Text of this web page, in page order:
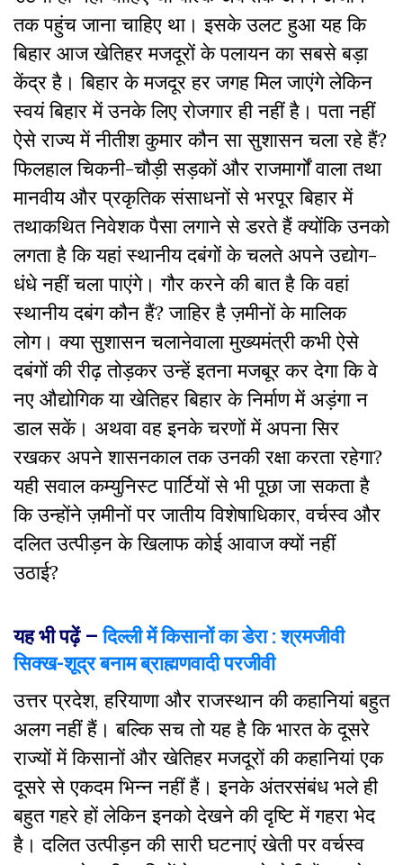
तक पहुंच जाना चाहिए था। इसके उलट हुआ यह कि
बिहार आज खेतिहर मजदूरों के पलायन का सबसे बड़ा
केंद्र है। बिहार के मजदूर हर जगह मिल जाएंगे लेकिन
स्वयं बिहार में उनके लिए रोजगार ही नहीं है। पता नहीं
ऐसे राज्य में नीतीश कुमार कौन सा सुशासन चला रहे हैं?
फिलहाल चिकनी-चौड़ी सड़कों और राजमार्गों वाला तथा
मानवीय और प्रकृतिक संसाधनों से भरपूर बिहार में
तथाकथित निवेशक पैसा लगाने से डरते हैं क्योंकि उनको
लगता है कि यहां स्थानीय दबंगों के चलते अपने उद्योग-
धंधे नहीं चला पाएंगे। गौर करने की बात है कि वहां
स्थानीय दबंग कौन हैं? जाहिर है ज़मीनों के मालिक
लोग। क्या सुशासन चलानेवाला मुख्यमंत्री कभी ऐसे
दबंगों की रीढ़ तोड़कर उन्हें इतना मजबूर कर देगा कि वे
नए औद्योगिक या खेतिहर बिहार के निर्माण में अड़ंगा न
डाल सकें। अथवा वह इनके चरणों में अपना सिर
रखकर अपने शासनकाल तक उनकी रक्षा करता रहेगा?
यही सवाल कम्युनिस्ट पार्टियों से भी पूछा जा सकता है
कि उन्होंने ज़मीनों पर जातीय विशेषाधिकार, वर्चस्व और
दलित उत्पीड़न के खिलाफ कोई आवाज क्यों नहीं
उठाई?
यह भी पढ़ें –दिल्ली में किसानों का डेरा : श्रमजीवी
सिक्ख-शूद्र बनाम ब्राह्मणवादी परजीवी
उत्तर प्रदेश, हरियाणा और राजस्थान की कहानियां बहुत
अलग नहीं हैं। बल्कि सच तो यह है कि भारत के दूसरे
राज्यों में किसानों और खेतिहर मजदूरों की कहानियां एक
दूसरे से एकदम भिन्न नहीं हैं। इनके अंतरसंबंध भले ही
बहुत गहरे हों लेकिन इनको देखने की दृष्टि में गहरा भेद
है। दलित उत्पीड़न की सारी घटनाएं खेती पर वर्चस्व